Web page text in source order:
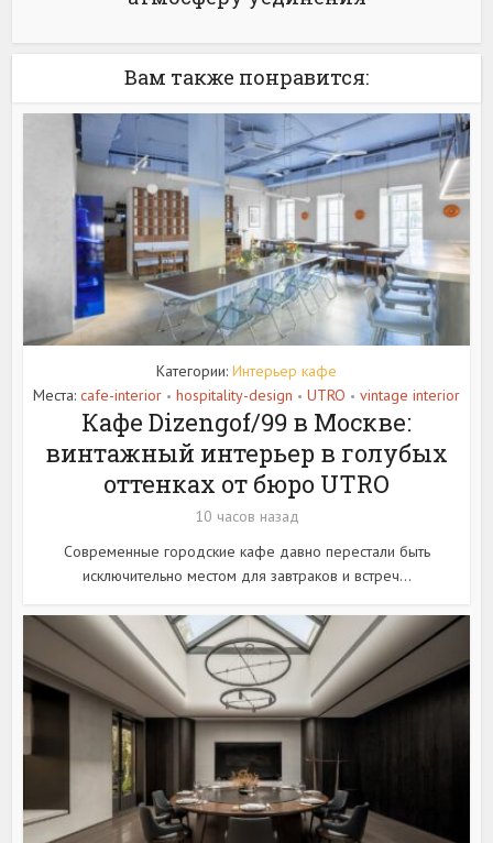
Вам также понравится:
Категории: Интерьер кафе
Места: cafe-interior • hospitality-design • UTRO • vintage interior
Кафе Dizengof/99 в Москве:
винтажный интерьер в голубых
оттенках от бюро UTRO
10 часов назад
Современные городские кафе давно перестали быть
исключительно местом для завтраков и встреч...